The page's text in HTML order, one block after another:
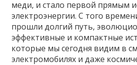
меди, и стало первой прямым
электроэнергии. С того
прошли долгий путь,
эффективные и компактные
которые мы сегодня видим в
электромобилях и даже